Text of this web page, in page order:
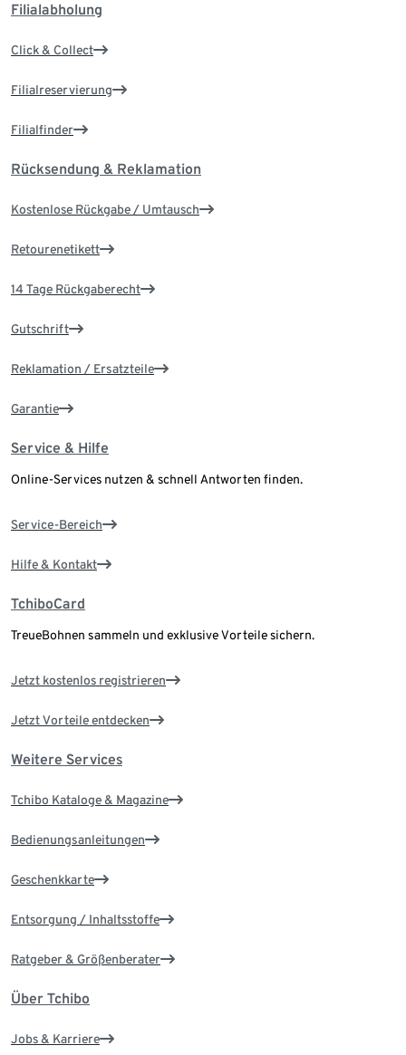
Filialabholung
Click & Collect
Filialreservierung
Filialfinder
Rücksendung & Reklamation
Kostenlose Rückgabe / Umtausch
Retourenetikett
14 Tage Rückgaberecht
Gutschrift
Reklamation / Ersatzteile
Garantie
Service & Hilfe
Online-Services nutzen & schnell Antworten finden.
Service-Bereich
Hilfe & Kontakt
TchiboCard
TreueBohnen sammeln und exklusive Vorteile sichern.
Jetzt kostenlos registrieren
Jetzt Vorteile entdecken
Weitere Services
Tchibo Kataloge & Magazine
Bedienungsanleitungen
Geschenkkarte
Entsorgung / Inhaltsstoffe
Ratgeber & Größenberater
Über Tchibo
Jobs & Karriere